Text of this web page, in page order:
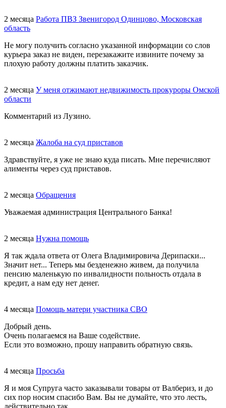
2 месяца Работа ПВЗ Звенигород Одинцово, Московская
область
Не могу получить согласно указанной информации со слов
курьера заказ не виден, перезакажите извините почему за
плохую работу должны платить заказчик.
2 месяца У меня отжимают недвижимость прокуроры Омской
области
Комментарий из Лузино.
2 месяца Жалоба на суд приставов
Здравствуйте, я уже не знаю куда писать. Мне перечисляют
алименты через суд приставов.
2 месяца Обращения
Уважаемая администрация Центрального Банка!
2 месяца Нужна помощь
Я так ждала ответа от Олега Владимировича Дерипаски...
Значит нет... Теперь мы безденежно живем, да получила
пенсию маленькую по инвалидности польность отдала в
кредит, а нам еду нет денег.
4 месяца Помощь матери участника СВО
Добрый день.
Очень полагаемся на Ваше содействие.
Если это возможно, прошу направить обратную связь.
4 месяца Просьба
Я и моя Супруга часто заказывали товары от Валбериз, и до
сих пор носим спасибо Вам. Вы не думайте, что это лесть,
действительно так.